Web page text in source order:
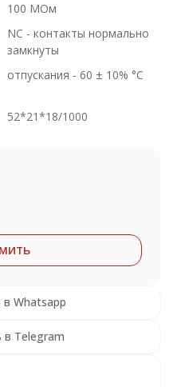
100 МОм
NC - контакты нормально
замкнуты
отпускания - 60 ± 10% °С
52*21*18/1000
в Whatsapp
в Telegram